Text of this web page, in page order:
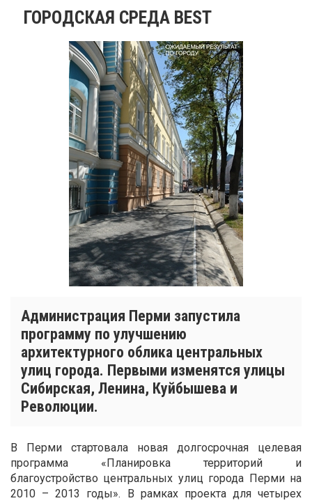
ГОРОДСКАЯ СРЕДА BEST
Администрация Перми запустила
программу по улучшению
архитектурного облика центральных
улиц города. Первыми изменятся улицы
Сибирская, Ленина, Куйбышева и
Революции.
В Перми стартовала новая долгосрочная целевая
программа «Планировка территорий и
благоустройство центральных улиц города Перми на
2010 – 2013 годы». В рамках проекта для четырех